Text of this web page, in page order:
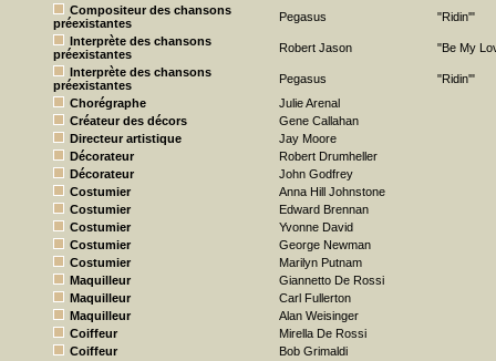
Compositeur des chansons
préexistantes
Pegasus
"Ridin'"
Interprète des chansons
préexistantes
Robert Jason
"Be My
Interprète des chansons
préexistantes
Pegasus
"Ridin'"
Chorégraphe
Julie Arenal
Créateur des décors
Gene Callahan
Directeur artistique
Jay Moore
Décorateur
Robert Drumheller
Décorateur
John Godfrey
Costumier
Anna Hill Johnstone
Costumier
Edward Brennan
Costumier
Yvonne David
Costumier
George Newman
Costumier
Marilyn Putnam
Maquilleur
Giannetto De Rossi
Maquilleur
Carl Fullerton
Maquilleur
Alan Weisinger
Coiffeur
Mirella De Rossi
Coiffeur
Bob Grimaldi